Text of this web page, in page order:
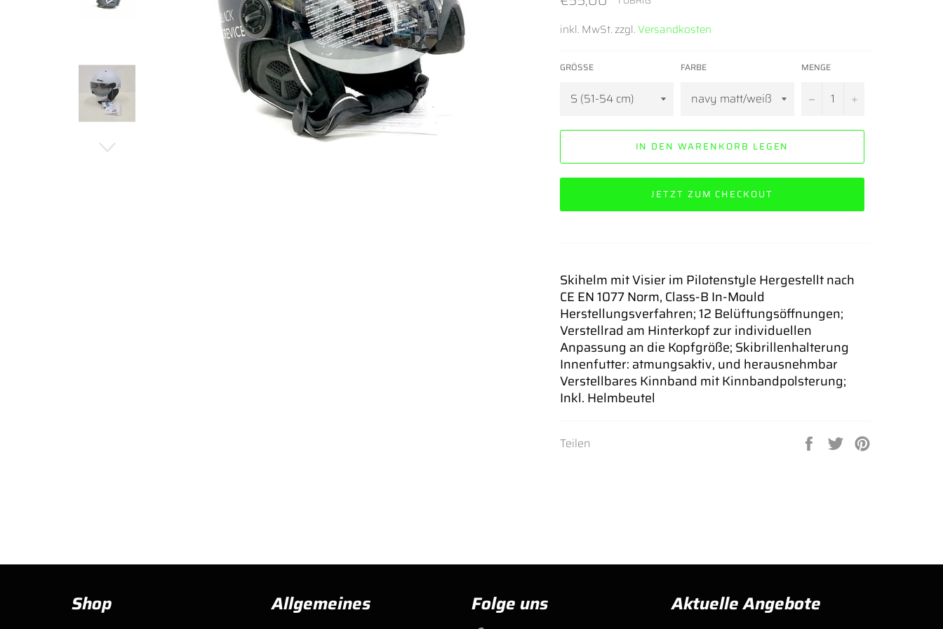
Preis
inkl. MwSt. zzgl.Versandkosten
GRÖSSE FARBE MENGE
− +
IN DEN WARENKORB LEGEN
JETZT ZUM CHECKOUT
Skihelm mit Visier im Pilotenstyle Hergestellt nach
CE EN 1077 Norm, Class-B In-Mould
Herstellungsverfahren; 12 Belüftungsöffnungen;
Verstellrad am Hinterkopf zur individuellen
Anpassung an die Kopfgröße; Skibrillenhalterung
Innenfutter: atmungsaktiv, und herausnehmbar
Verstellbares Kinnband mit Kinnbandpolsterung;
Inkl. Helmbeutel
Teilen
Auf
Facebook
Auf
Twitter
Shop Allgemeines Folge uns Aktuelle Angebote